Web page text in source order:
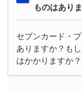
ものはあり
セブンカード・
ありますか？も
はかかりますか？